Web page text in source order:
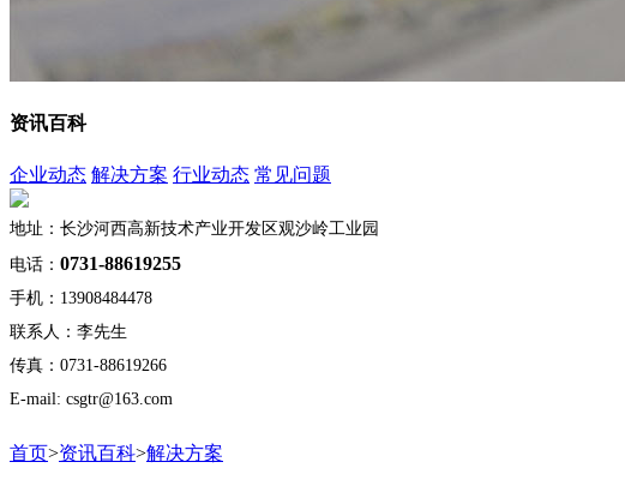
资讯百科
企业动态 解决方案 行业动态 常见问题
地址：长沙河西高新技术产业开发区观沙岭工业园
电话： 0731-88619255
手机：13908484478
联系人：李先生
传真：0731-88619266
E-mail: csgtr@163.com
首页>资讯百科>解决方案